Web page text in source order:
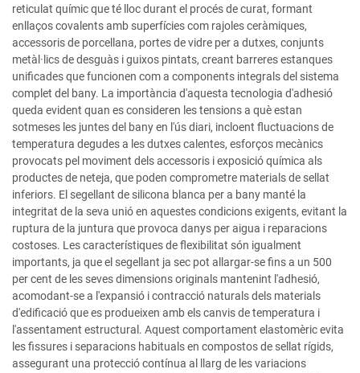
reticulat químic que té lloc durant el procés de curat, formant
enllaços covalents amb superfícies com rajoles ceràmiques,
accessoris de porcellana, portes de vidre per a dutxes, conjunts
metàl·lics de desguàs i guixos pintats, creant barreres estanques
unificades que funcionen com a components integrals del sistema
complet del bany. La importància d'aquesta tecnologia d'adhesió
queda evident quan es consideren les tensions a què estan
sotmeses les juntes del bany en l'ús diari, incloent fluctuacions de
temperatura degudes a les dutxes calentes, esforços mecànics
provocats pel moviment dels accessoris i exposició química als
productes de neteja, que poden comprometre materials de sellat
inferiors. El segellant de silicona blanca per a bany manté la
integritat de la seva unió en aquestes condicions exigents, evitant la
ruptura de la juntura que provoca danys per aigua i reparacions
costoses. Les característiques de flexibilitat són igualment
importants, ja que el segellant ja sec pot allargar-se fins a un 500
per cent de les seves dimensions originals mantenint l'adhesió,
acomodant-se a l'expansió i contracció naturals dels materials
d'edificació que es produeixen amb els canvis de temperatura i
l'assentament estructural. Aquest comportament elastomèric evita
les fissures i separacions habituals en compostos de sellat rígids,
assegurant una protecció contínua al llarg de les variacions